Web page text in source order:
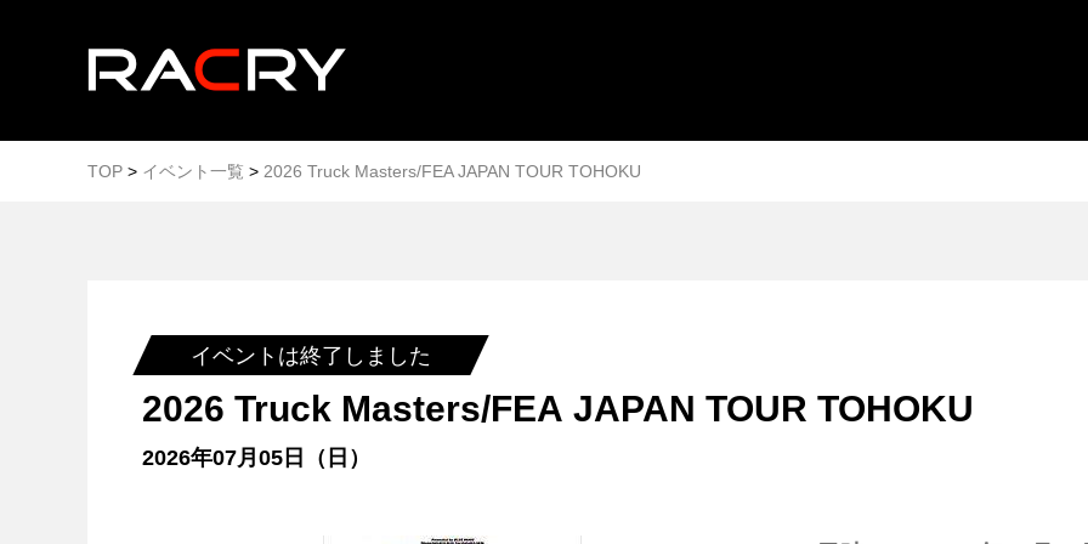
TOP > イベント一覧 > 2026 Truck Masters/FEA JAPAN TOUR TOHOKU
イベントは終了しました
2026 Truck Masters/FEA JAPAN TOUR TOHOKU
2026年07月05日（日）